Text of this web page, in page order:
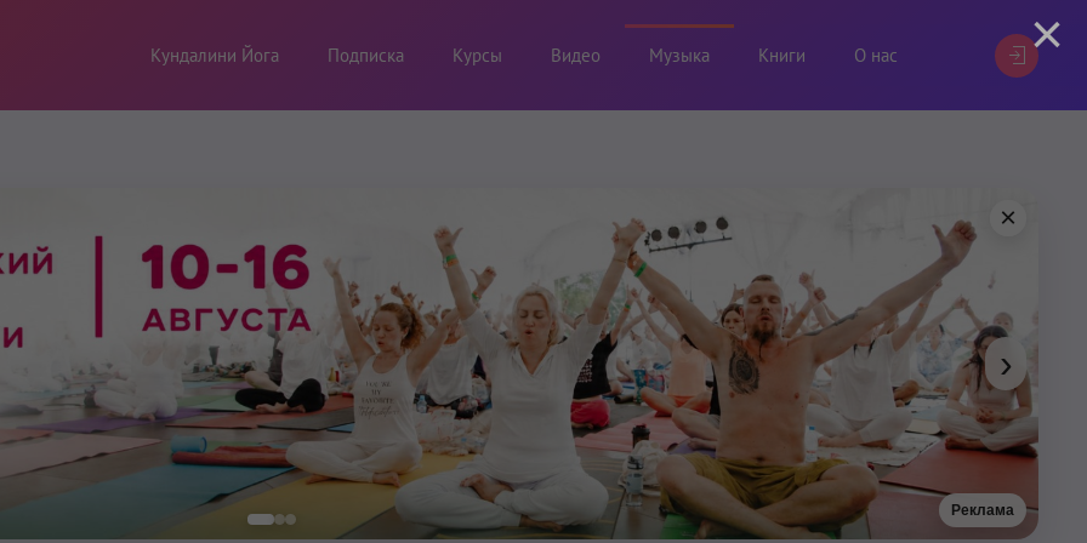
Кундалини Йога Подписка Курсы Видео Музыка Книги О нас
Реклама
×
›
×